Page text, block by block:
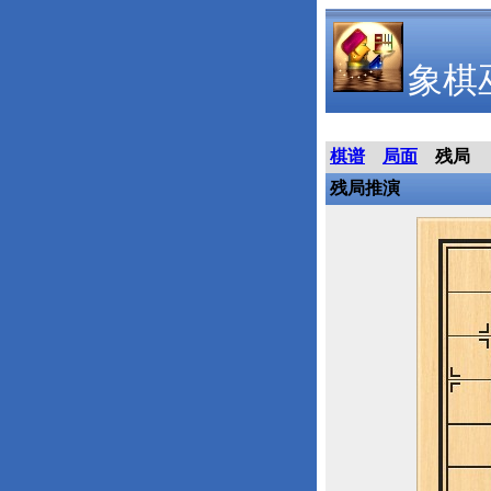
象棋
棋谱 局面
残局
残局推演